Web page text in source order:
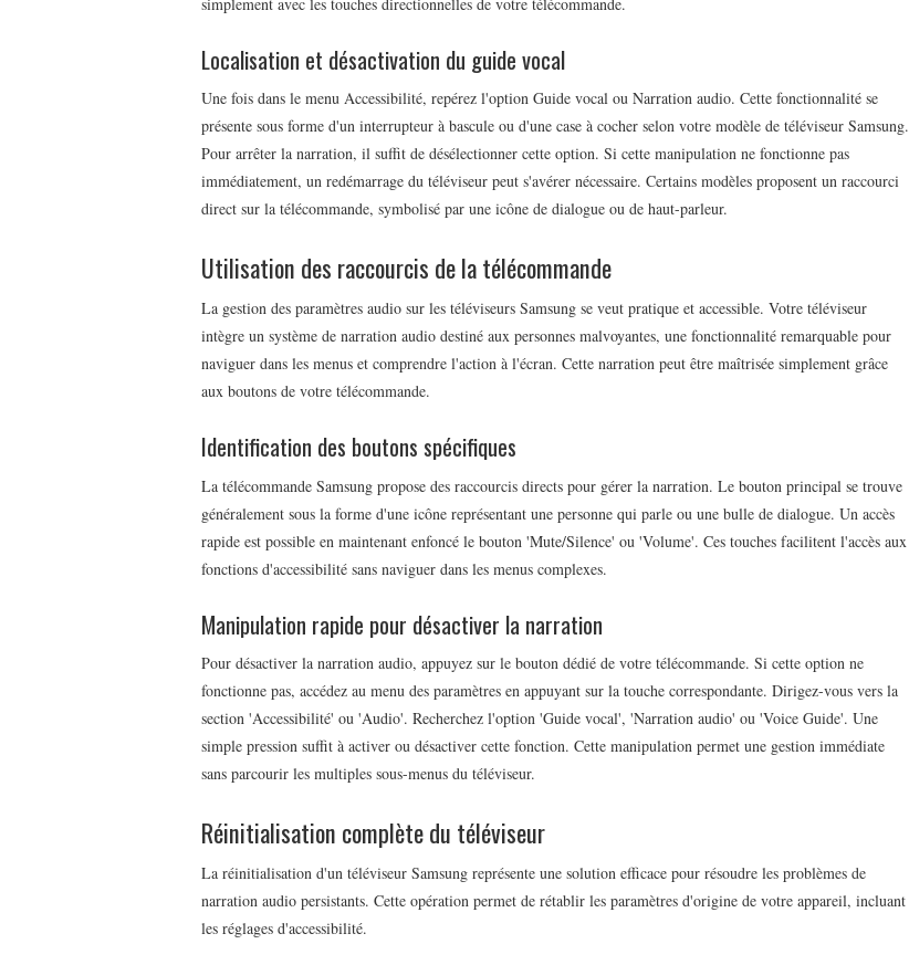
Localisation et désactivation du guide vocal
Une fois dans le menu Accessibilité, repérez l'option Guide vocal ou Narration audio. Cette fonctionnalité se
présente sous forme d'un interrupteur à bascule ou d'une case à cocher selon votre modèle de téléviseur Samsung.
Pour arrêter la narration, il suffit de désélectionner cette option. Si cette manipulation ne fonctionne pas
immédiatement, un redémarrage du téléviseur peut s'avérer nécessaire. Certains modèles proposent un raccourci
direct sur la télécommande, symbolisé par une icône de dialogue ou de haut-parleur.
Utilisation des raccourcis de la télécommande
La gestion des paramètres audio sur les téléviseurs Samsung se veut pratique et accessible. Votre téléviseur
intègre un système de narration audio destiné aux personnes malvoyantes, une fonctionnalité remarquable pour
naviguer dans les menus et comprendre l'action à l'écran. Cette narration peut être maîtrisée simplement grâce
aux boutons de votre télécommande.
Identification des boutons spécifiques
La télécommande Samsung propose des raccourcis directs pour gérer la narration. Le bouton principal se trouve
généralement sous la forme d'une icône représentant une personne qui parle ou une bulle de dialogue. Un accès
rapide est possible en maintenant enfoncé le bouton 'Mute/Silence' ou 'Volume'. Ces touches facilitent l'accès aux
fonctions d'accessibilité sans naviguer dans les menus complexes.
Manipulation rapide pour désactiver la narration
Pour désactiver la narration audio, appuyez sur le bouton dédié de votre télécommande. Si cette option ne
fonctionne pas, accédez au menu des paramètres en appuyant sur la touche correspondante. Dirigez-vous vers la
section 'Accessibilité' ou 'Audio'. Recherchez l'option 'Guide vocal', 'Narration audio' ou 'Voice Guide'. Une
simple pression suffit à activer ou désactiver cette fonction. Cette manipulation permet une gestion immédiate
sans parcourir les multiples sous-menus du téléviseur.
Réinitialisation complète du téléviseur
La réinitialisation d'un téléviseur Samsung représente une solution efficace pour résoudre les problèmes de
narration audio persistants. Cette opération permet de rétablir les paramètres d'origine de votre appareil, incluant
les réglages d'accessibilité.